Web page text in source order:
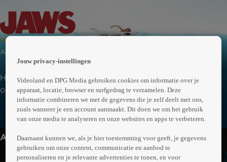
Avontuur | Drama | Thriller
Het Amerikaanse kustplaatsje Amity Island wordt
opgeschrikt door een levensgevaarlijke witte haai die
badgasten aanvalt. Politiechef Brody bundelt zijn
krachten met een bioloog en een haaienjager om het
bloeddorstige roofdier te stoppen, voordat er meer
slachtoffers vallen.
Meer
info
Anderen kijken ook
Jouw privacy-instellingen
Videoland en DPG Media gebruiken cookies om informatie over je
apparaat, locatie, browser en surfgedrag te verzamelen. Deze
informatie combineren we met de gegevens die je zelf deelt met ons,
zoals wanneer je een account aanmaakt. Dit doen we om het gebruik
van onze media te analyseren en onze websites en apps te verbeteren.
Daarnaast kunnen we, als je hier toestemming voor geeft, je gegevens
gebruiken om onze content, communicatie en aanbod te
personaliseren en je relevante advertenties te tonen, en voor